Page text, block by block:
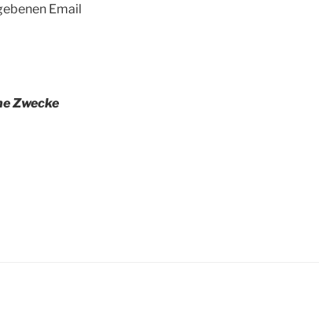
Email
Zwecke